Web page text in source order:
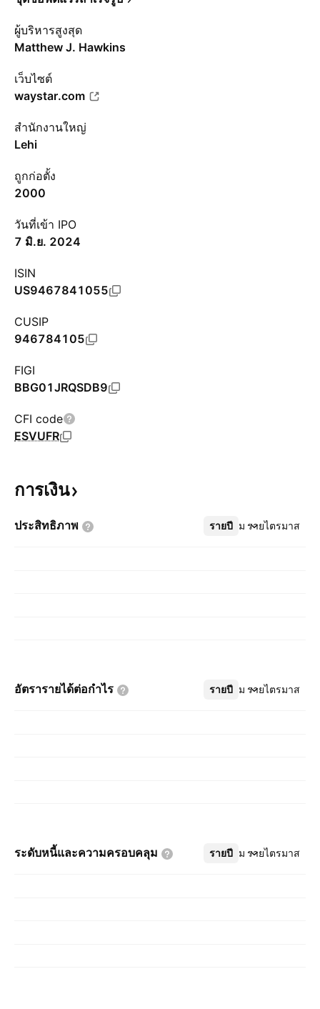
ผู้บริหารสูงสุด
Matthew J. Hawkins
เว็บไซต์
waystar.com
สำนักงานใหญ่
Lehi
ถูกก่อตั้ง
2000
วันที่เข้า IPO
7 มิ.ย. 2024
ISIN
US9467841055
CUSIP
946784105
FIGI
BBG01JRQSDB9
CFI code
ESVUFR
การเงิน
ประสิทธิภาพ รายปี รายไตรมาส
เพิ่มเติม
อัตรารายได้ต่อกำไร รายปี รายไตรมาส
เพิ่มเติม
ระดับหนี้และความครอบคลุม รายปี รายไตรมาส
เพิ่มเติม